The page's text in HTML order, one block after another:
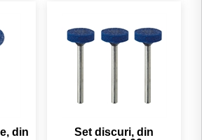
din
Set discuri, din